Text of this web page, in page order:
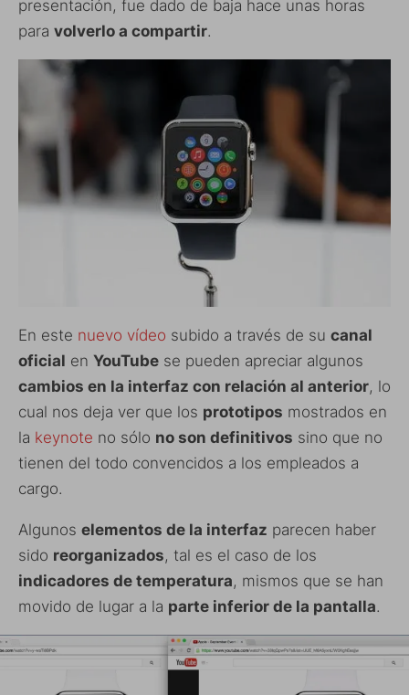
presentación, fue dado de baja hace unas horas
para volverlo a compartir.
En este nuevo vídeo subido a través de su canal
oficial en YouTube se pueden apreciar algunos
cambios en la interfaz con relación al anterior, lo
cual nos deja ver que los prototipos mostrados en
la keynote no sólo no son definitivos sino que no
tienen del todo convencidos a los empleados a
cargo.
Algunos elementos de la interfaz parecen haber
sido reorganizados, tal es el caso de los
indicadores de temperatura, mismos que se han
movido de lugar a la parte inferior de la pantalla.